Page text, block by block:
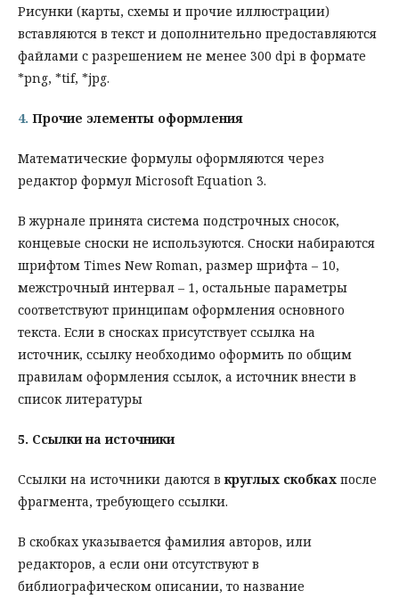
Рисунки (карты, схемы и прочие иллюстрации)
вставляются в текст и дополнительно предоставляются
файлами с разрешением не менее 300 dpi в формате
*png, *tif, *jpg.
4. Прочие элементы оформления
Математические формулы оформляются через
редактор формул Microsoft Equation 3.
В журнале принята система подстрочных сносок,
концевые сноски не используются. Сноски набираются
шрифтом Times New Roman, размер шрифта – 10,
межстрочный интервал – 1, остальные параметры
соответствуют принципам оформления основного
текста. Если в сносках присутствует ссылка на
источник, ссылку необходимо оформить по общим
правилам оформления ссылок, а источник внести в
список литературы
5. Ссылки на источники
Ссылки на источники даются вкруглых скобках после
фрагмента, требующего ссылки.
В скобках указывается фамилия авторов, или
редакторов, а если они отсутствуют в
библиографическом описании, то название